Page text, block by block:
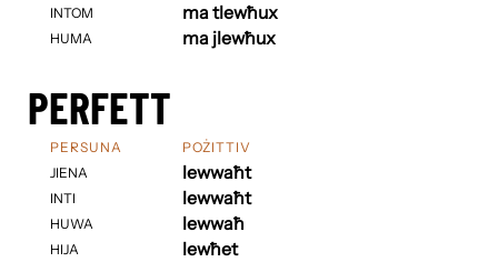
INTOM
HUMA
ma tlewħux
ma jlewħux
PERFETT
PERSUNA
JIENA
INTI
HUWA
HIJA
POŻITTIV
lewwaħt
lewwaħt
lewwaħ
lewħet